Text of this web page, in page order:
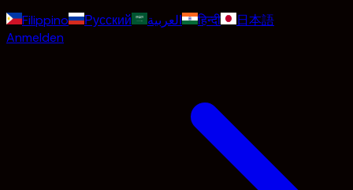
Filippino Русский العربية हिन्दी
日本語
Anmelden